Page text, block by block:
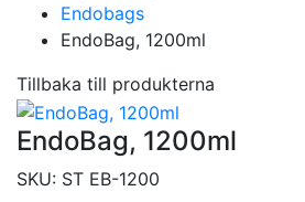
Endobags
EndoBag, 1200ml
Tillbaka till produkterna
EndoBag, 1200ml
SKU: ST EB-1200